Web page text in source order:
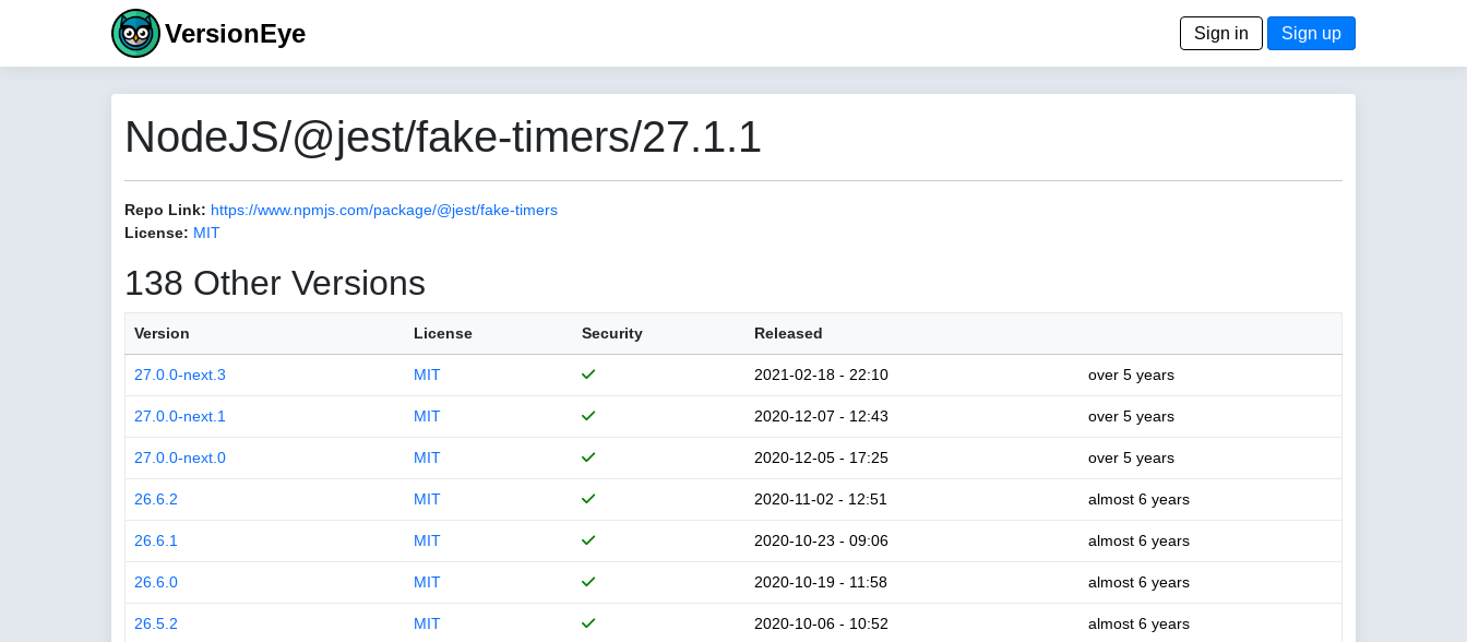
VersionEye Sign in Sign up
NodeJS/@jest/fake-timers/27.1.1
Repo Link: https://www.npmjs.com/package/@jest/fake-timers
License: MIT
138 Other Versions
Version License Security Released
27.0.0-next.3 MIT 2021-02-18 - 22:10 over 5 years
27.0.0-next.1 MIT 2020-12-07 - 12:43 over 5 years
27.0.0-next.0 MIT 2020-12-05 - 17:25 over 5 years
26.6.2 MIT 2020-11-02 - 12:51 almost 6 years
26.6.1 MIT 2020-10-23 - 09:06 almost 6 years
26.6.0 MIT 2020-10-19 - 11:58 almost 6 years
26.5.2 MIT 2020-10-06 - 10:52 almost 6 years